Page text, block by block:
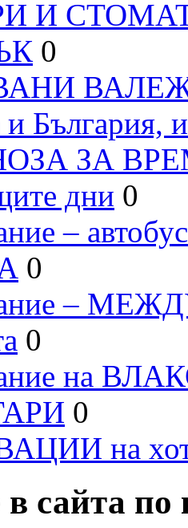
И
0
ВАЛЕЖИ
България,
ЗА
дни 0
–
0
–
0
на
0
на
в сайта